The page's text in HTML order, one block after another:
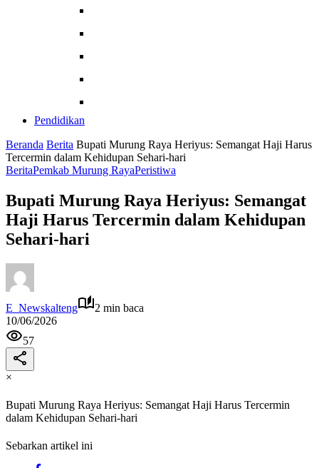
Pendidikan
Beranda Berita Bupati Murung Raya Heriyus: Semangat Haji Harus
Tercermin dalam Kehidupan Sehari-hari
BeritaPemkab Murung RayaPeristiwa
Bupati Murung Raya Heriyus: Semangat
Haji Harus Tercermin dalam Kehidupan
Sehari-hari
E_Newskalteng
2 min baca
10/06/2026
57
×
Bupati Murung Raya Heriyus: Semangat Haji Harus Tercermin
dalam Kehidupan Sehari-hari
Sebarkan artikel ini